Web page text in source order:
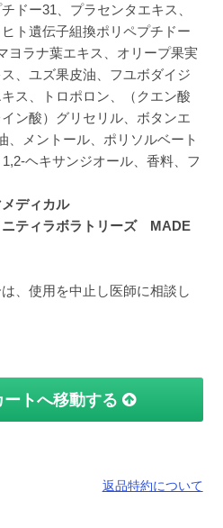
ドー31、プラセンタエキス、
ト遺伝子組換ポリペプチドー
ヨラナ葉エキス、オリープ果実
、ユズ果皮油、フユボダイジ
ス、トロポロン、（クエン酸
ン酸）グリセリル、ボタンエ
、メントール、ポリソルベート
ヘキサンジオール、香料、フ
ディカル
ニティラボラトリーズ MADE
、使用を中止し医師に相談し
トへ移動する
返品特約について